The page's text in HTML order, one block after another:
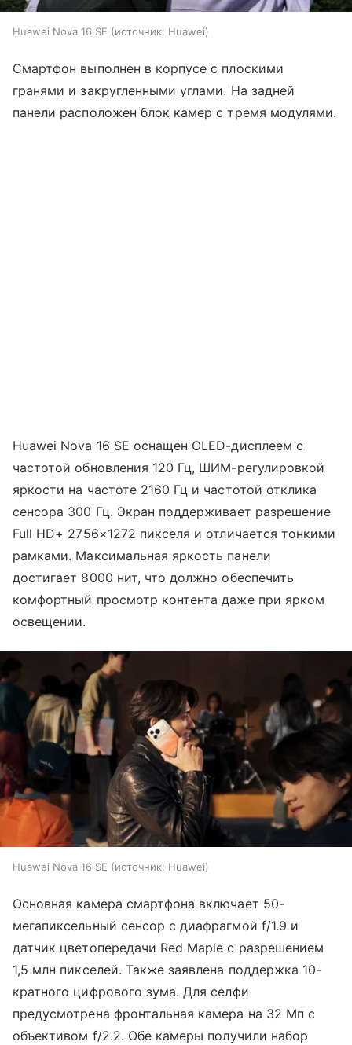
Huawei Nova 16 SE источник: Huawei
Смартфон выполнен в корпусе с плоскими
гранями и закругленными углами. На задней
панели расположен блок камер с тремя модулями.
Huawei Nova 16 SE оснащен OLED-дисплеем с
частотой обновления 120 Гц, ШИМ-регулировкой
яркости на частоте 2160 Гц и частотой отклика
сенсора 300 Гц. Экран поддерживает разрешение
Full HD+ 2756×1272 пикселя и отличается тонкими
рамками. Максимальная яркость панели
достигает 8000 нит, что должно обеспечить
комфортный просмотр контента даже при ярком
освещении.
Huawei Nova 16 SE источник: Huawei
Основная камера смартфона включает 50-
мегапиксельный сенсор с диафрагмой f/1.9 и
датчик цветопередачи Red Maple с разрешением
1,5 млн пикселей. Также заявлена поддержка 10-
кратного цифрового зума. Для селфи
предусмотрена фронтальная камера на 32 Мп с
объективом f/2.2. Обе камеры получили набор